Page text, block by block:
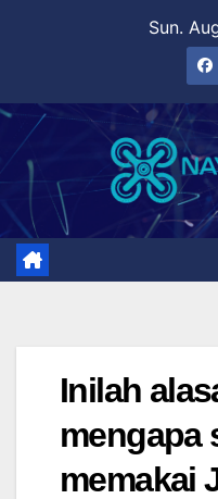
Sun.
Inilah
mengapa
memakai